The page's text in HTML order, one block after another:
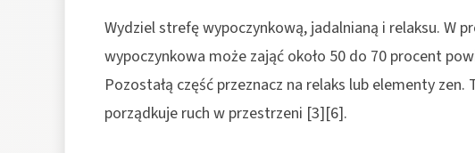
Wydziel strefę wypoczynkową, jadalnianą i relaksu. W
wypoczynkowa może zająć około 50 do 70 procent
Pozostałą część przeznacz na relaks lub elementy
porządkuje ruch w przestrzeni [3][6].